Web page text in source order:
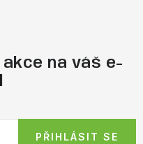
na váš e-
PŘIHLÁSIT SE